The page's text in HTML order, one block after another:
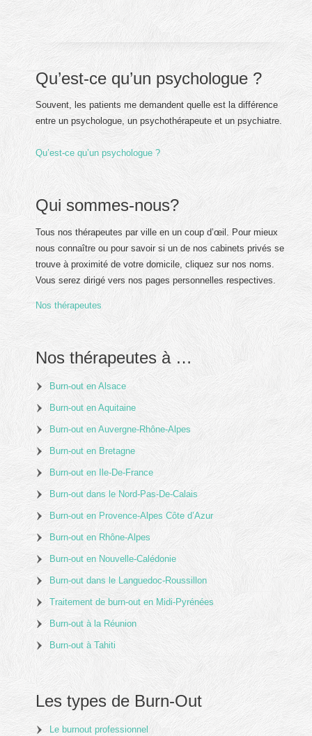
Qu’est-ce qu’un psychologue ?
Souvent, les patients me demandent quelle est la différence
entre un psychologue, un psychothérapeute et un psychiatre.
Qu’est-ce qu’un psychologue ?
Qui sommes-nous?
Tous nos thérapeutes par ville en un coup d’œil. Pour mieux
nous connaître ou pour savoir si un de nos cabinets privés se
trouve à proximité de votre domicile, cliquez sur nos noms.
Vous serez dirigé vers nos pages personnelles respectives.
Nos thérapeutes
Nos thérapeutes à …
Burn-out en Alsace
Burn-out en Aquitaine
Burn-out en Auvergne-Rhône-Alpes
Burn-out en Bretagne
Burn-out en Ile-De-France
Burn-out dans le Nord-Pas-De-Calais
Burn-out en Provence-Alpes Côte d’Azur
Burn-out en Rhône-Alpes
Burn-out en Nouvelle-Calédonie
Burn-out dans le Languedoc-Roussillon
Traitement de burn-out en Midi-Pyrénées
Burn-out à la Réunion
Burn-out à Tahiti
Les types de Burn-Out
Le burnout professionnel